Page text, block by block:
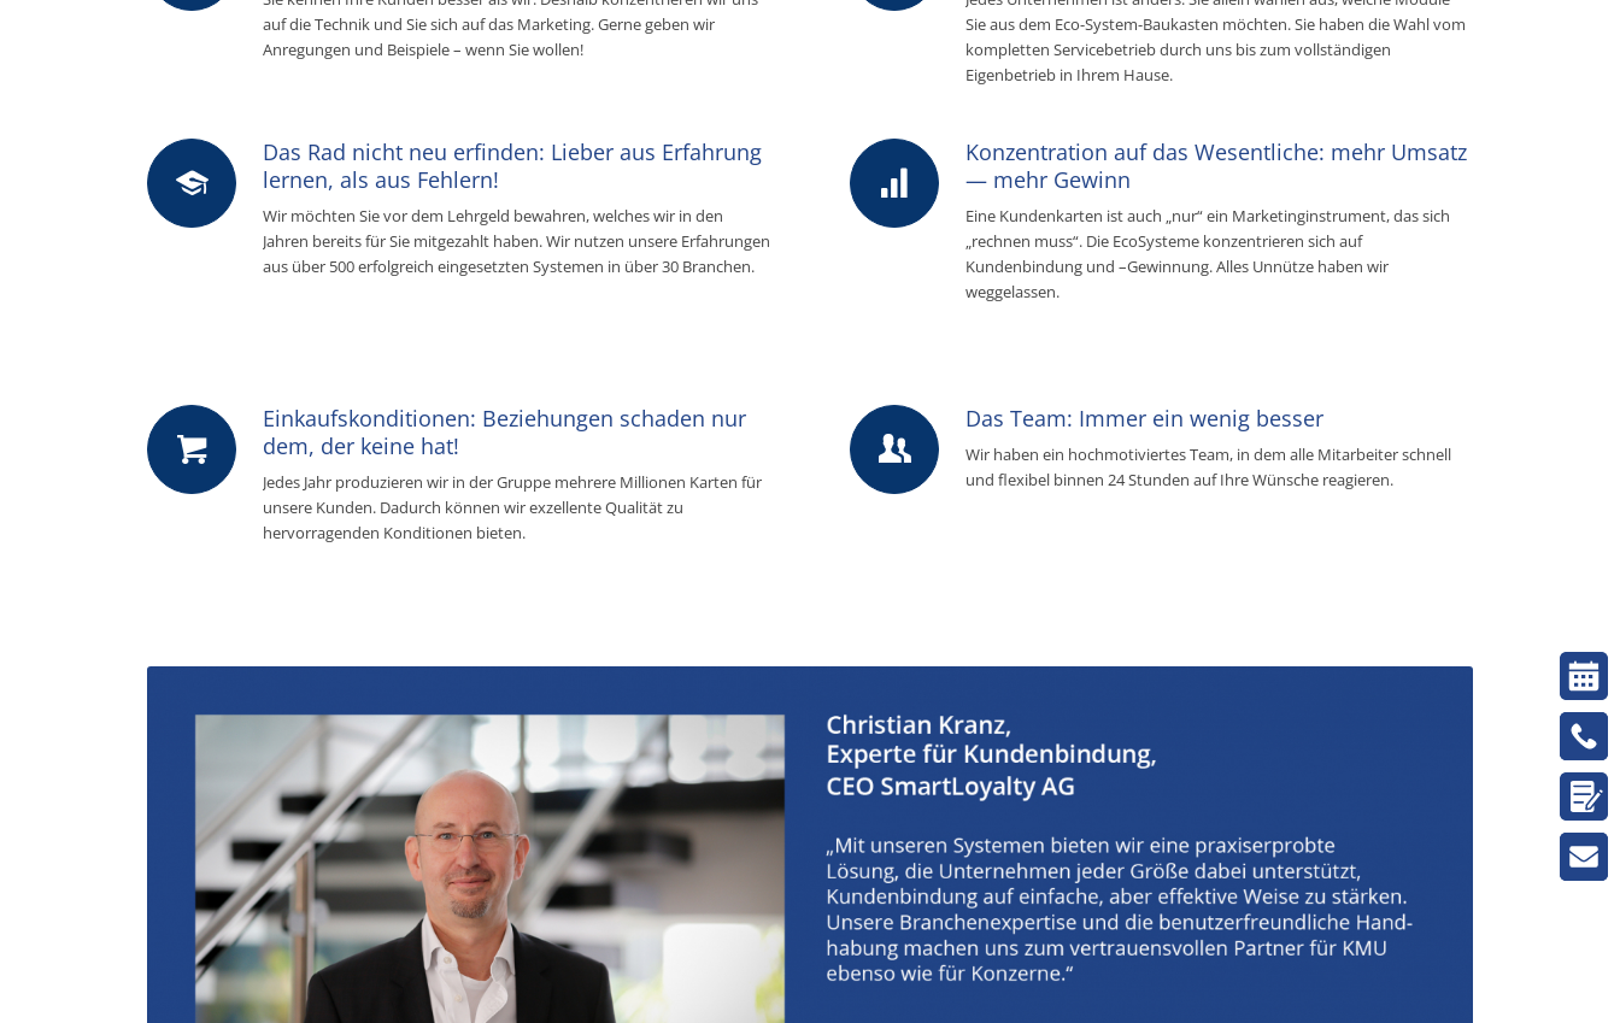
auf die Technik und Sie sich auf das Marketing. Gerne geben wir
Anregungen und Beispiele – wenn Sie wollen!
Sie aus dem Eco-System-Baukasten möchten. Sie haben die Wahl vom
kompletten Servicebetrieb durch uns bis zum vollständigen
Eigenbetrieb in Ihrem Hause.
Das Rad nicht neu erfinden: Lieber aus Erfahrung
lernen, als aus Fehlern!
Wir möchten Sie vor dem Lehrgeld bewahren, welches wir in den
Jahren bereits für Sie mitgezahlt haben. Wir nutzen unsere Erfahrungen
aus über 500 erfolgreich eingesetzten Systemen in über 30 Branchen.
Konzentration auf das Wesentliche: mehr Umsatz
— mehr Gewinn
Eine Kundenkarten ist auch „nur“ ein Marketinginstrument, das sich
„rechnen muss“. Die EcoSysteme konzentrieren sich auf
Kundenbindung und –Gewinnung. Alles Unnütze haben wir
weggelassen.
Einkaufskonditionen: Beziehungen schaden nur
dem, der keine hat!
Jedes Jahr produzieren wir in der Gruppe mehrere Millionen Karten für
unsere Kunden. Dadurch können wir exzellente Qualität zu
hervorragenden Konditionen bieten.
Das Team: Immer ein wenig besser
Wir haben ein hochmotiviertes Team, in dem alle Mitarbeiter schnell
und flexibel binnen 24 Stunden auf Ihre Wünsche reagieren.